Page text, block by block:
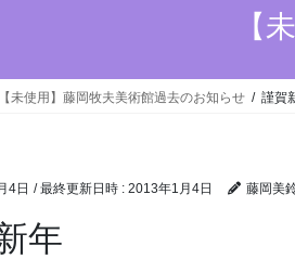
【
【未使用】藤岡牧夫美術館過去のお知らせ 謹賀
4日 / 最終更新日時 : 2013年1月4日 藤岡美
年